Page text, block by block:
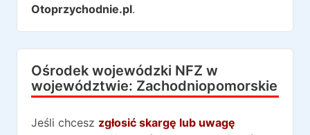
Otoprzychodnie.pl.
Ośrodek wojewódzki NFZ w
województwie: Zachodniopomorskie
Jeśli chcesz zgłosić skargę lub uwagę